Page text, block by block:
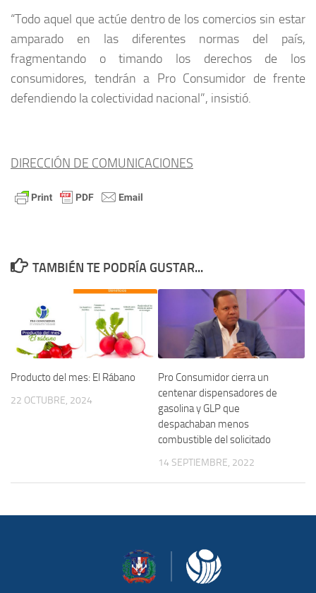
“Todo aquel que actúe dentro de los comercios sin estar
amparado en las diferentes normas del país,
fragmentando o timando los derechos de los
consumidores, tendrán a Pro Consumidor de frente
defendiendo la colectividad nacional”, insistió.
DIRECCIÓN DE COMUNICACIONES
TAMBIÉN TE PODRÍA GUSTAR...
Producto del mes: El Rábano
22 OCTUBRE, 2024
Pro Consumidor cierra un
centenar dispensadores de
gasolina y GLP que
despachaban menos
combustible del solicitado
14 SEPTIEMBRE, 2022